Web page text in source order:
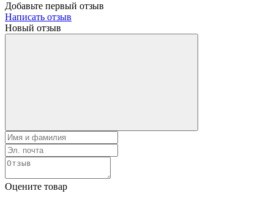
Добавьте первый отзыв
Написать отзыв
Новый отзыв
Оцените товар